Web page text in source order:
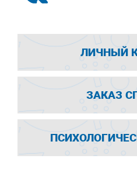
ЛИЧНЫЙ
ЗАКАЗ